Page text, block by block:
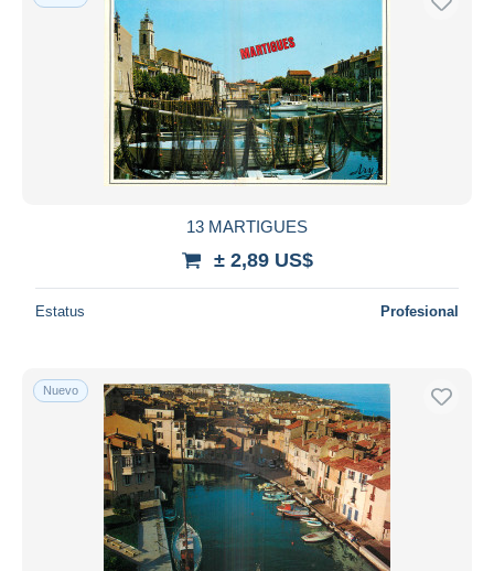
13 MARTIGUES
± 2,89 US$
Estatus Profesional
Nuevo